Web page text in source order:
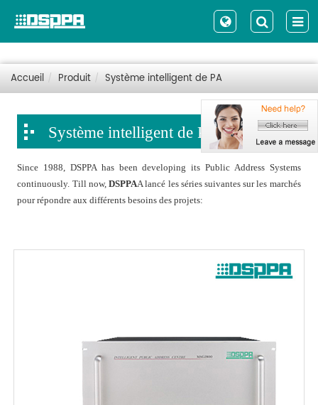
Accueil Produit Système intelligent de PA
Système intelligent de PA
Since 1988, DSPPA has been developing its Public Address Systems
continuously. Till now,DSPPAA lancé les séries suivantes sur les marchés
pour répondre aux différents besoins des projets: